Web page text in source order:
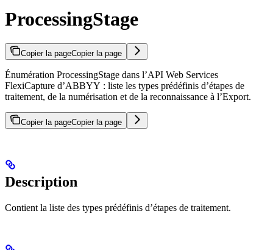
ProcessingStage
Copier la pageCopier la page
Énumération ProcessingStage dans l’API Web Services
FlexiCapture d’ABBYY : liste les types prédéfinis d’étapes de
traitement, de la numérisation et de la reconnaissance à l’Export.
Copier la pageCopier la page
Description
Contient la liste des types prédéfinis d’étapes de traitement.